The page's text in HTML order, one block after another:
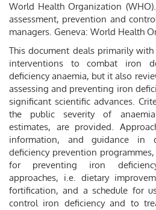
World Health Organization
assessment, prevention and
managers. Geneva: World Health
This document deals primarily
interventions to combat iron
deficiency anaemia, but it also
assessing and preventing iron
significant scientific advances.
the public severity of
estimates, are provided.
information, and guidance in
deficiency prevention
for preventing iron
approaches, i.e. dietary
fortification, and a schedule for
control iron deficiency and to